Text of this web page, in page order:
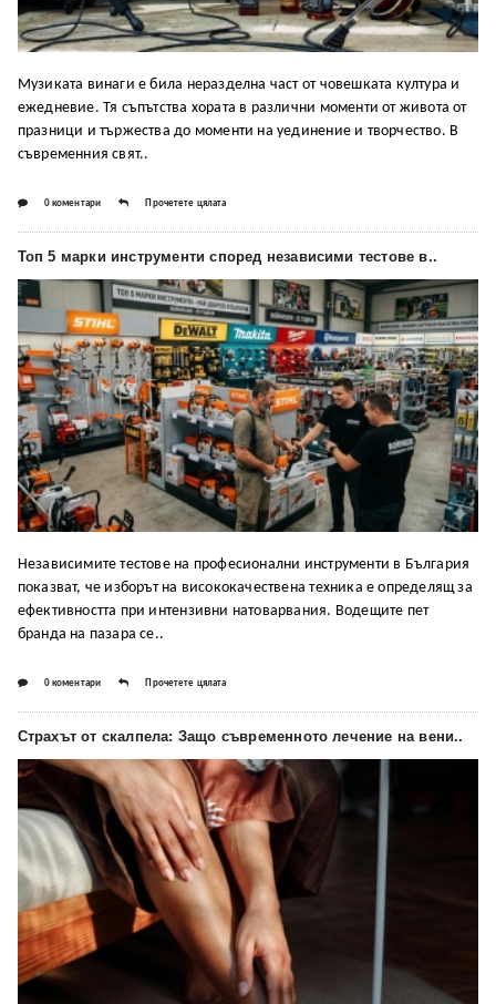
Музиката винаги е била неразделна част от човешката култура и
ежедневие. Тя съпътства хората в различни моменти от живота от
празници и тържества до моменти на уединение и творчество. В
съвременния свят..
0 коментари Прочетете цялата
Топ 5 марки инструменти според независими тестове в..
Независимите тестове на професионални инструменти в България
показват, че изборът на висококачествена техника е определящ за
ефективността при интензивни натоварвания. Водещите пет
бранда на пазара се..
0 коментари Прочетете цялата
Страхът от скалпела: Защо съвременното лечение на вени..